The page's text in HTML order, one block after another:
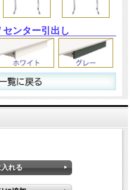
ンター引出し